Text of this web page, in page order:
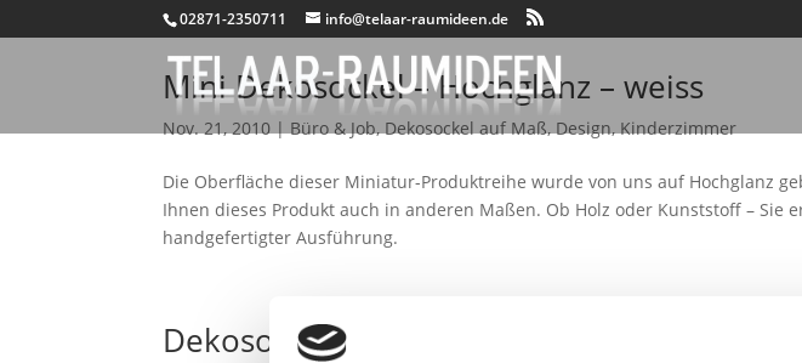
02871-2350711 info@telaar-raumideen.de
Mini Dekosockel – Hochglanz – weiss
Nov. 21, 2010|Büro & Job,Dekosockel auf Maß,Design,Kinderzimmer
Die Oberfläche dieser Miniatur-Produktreihe wurde von uns auf Hochglanz
Ihnen dieses Produkt auch in anderen Maßen. Ob Holz oder Kunststoff – Sie
handgefertigter Ausführung.
Dekosockel anthrazit